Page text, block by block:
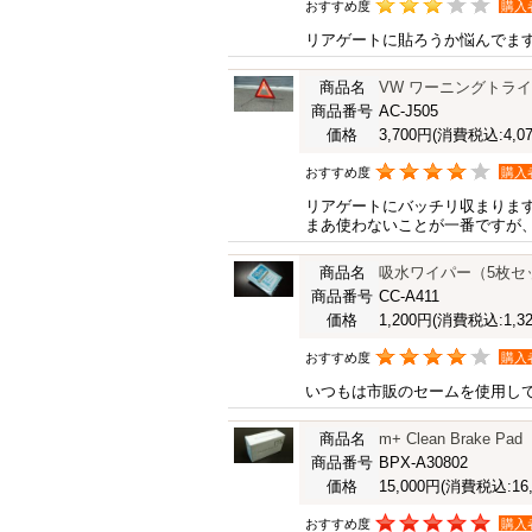
おすすめ度 購入
リアゲートに貼ろうか悩んでま
商品名
VW ワーニングトラ
商品番号 AC-J505
価格
3,700円(消費税込
おすすめ度 購入
リアゲートにバッチリ収まりま
まあ使わないことが一番ですが
商品名
吸水ワイパー（5枚セ
商品番号 CC-A411
価格
1,200円(消費税込
おすすめ度 購入
いつもは市販のセームを使用し
商品名
m+ Clean Brake Pad
商品番号 BPX-A30802
価格
15,000円(消費税込
おすすめ度 購入